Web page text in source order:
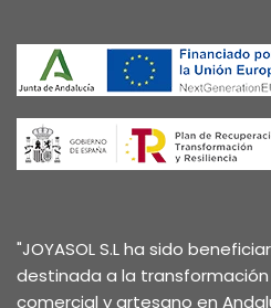
"JOYASOL S.L ha sido
destinada a la
comercial y artesano en